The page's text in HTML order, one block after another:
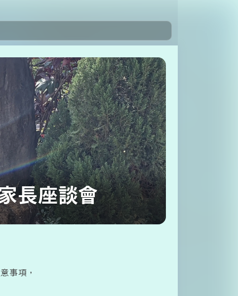
長座談會
事項，